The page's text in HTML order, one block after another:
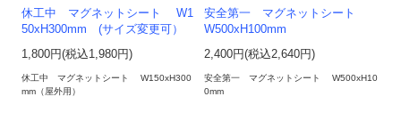
休工中 マグネットシート W1
50xH300mm (サイズ変更可）
1,800円(税込1,980円)
休工中 マグネットシート W150xH300
mm（屋外用）
安全第一 マグネットシート
W500xH100mm
2,400円(税込2,640円)
安全第一 マグネットシート W500xH10
0mm